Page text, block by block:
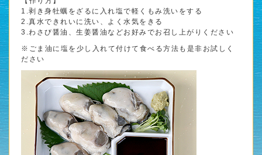
1.剥き身牡蠣をざるに入れ塩で軽くもみ洗いをする
2.真水できれいに洗い、よく水気をきる
3.わさび醤油、生姜醤油などお好みでお召し上がりください
※ごま油に塩を少し入れて付けて食べる方法も是非お試しく
ださい